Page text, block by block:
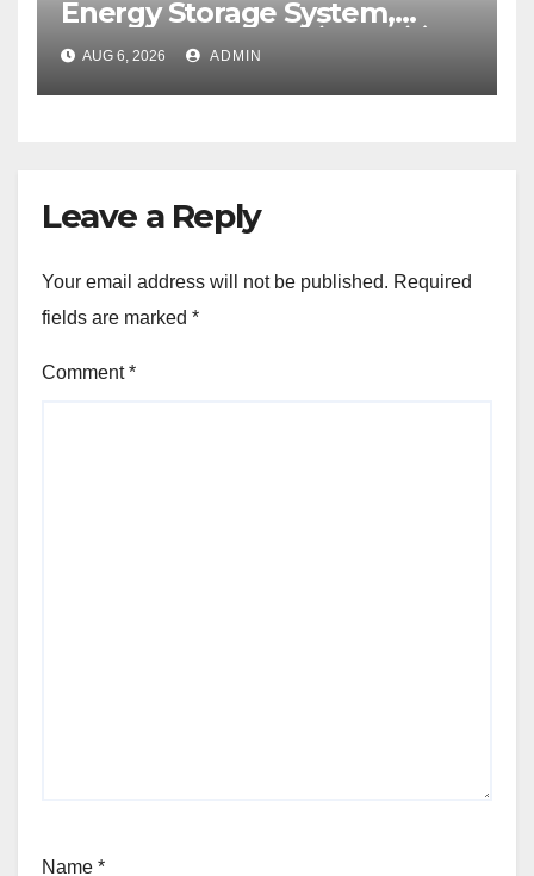
Energy Storage System,
UJVNL लगाएगा 352 करोड़ का प्रोजेक्ट
AUG 6, 2026 ADMIN
Leave a Reply
Your email address will not be published. Required
fields are marked *
Comment*
Name *